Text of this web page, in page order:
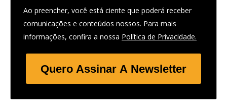
Ao preencher, você está ciente que poderá receber
comunicações e conteúdos nossos. Para mais
informações, confira a nossa Política de Privacidade.
Quero Assinar A Newsletter